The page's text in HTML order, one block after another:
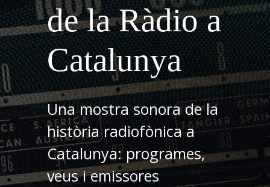
de la Ràdio a
Catalunya
Una mostra sonora de la
història radiofònica a
Catalunya: programes,
veus i emissores